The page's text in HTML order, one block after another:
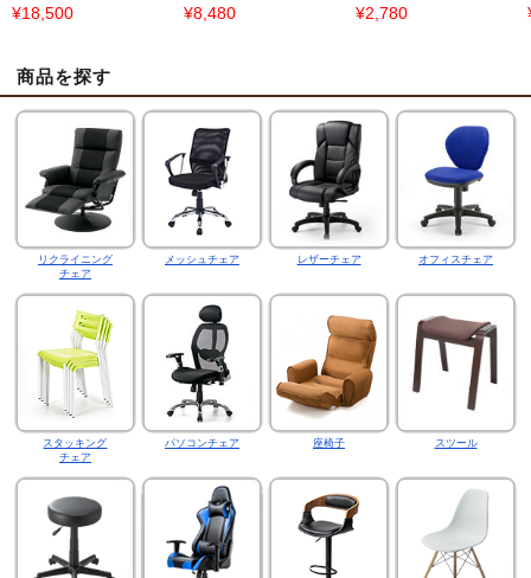
¥18,500 ¥8,480 ¥2,780
商品を探す
リクライニング
チェア
メッシュチェア レザーチェア オフィスチェア
スタッキング
チェア
パソコンチェア 座椅子 スツール